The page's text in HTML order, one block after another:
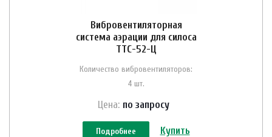
Вибровентиляторная
система аэрации для силоса
ТТС-52-Ц
Количество вибровентиляторов:
4 шт.
Цена: по запросу
Подробнее Купить